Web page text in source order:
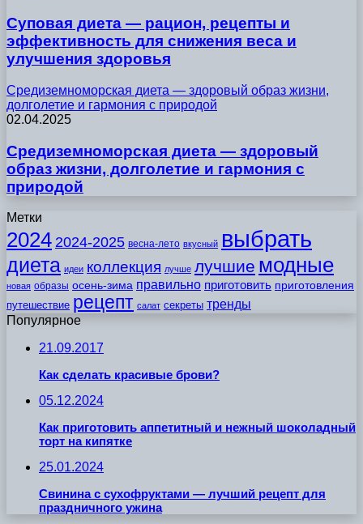
Суповая диета — рацион, рецепты и
эффективность для снижения веса и
улучшения здоровья
Средиземноморская диета — здоровый образ жизни,
долголетие и гармония с природой
02.04.2025
Средиземноморская диета — здоровый
образ жизни, долголетие и гармония с
природой
Метки
2024 2024-2025 весна-лето вкусный выбрать
диета идеи коллекция лучше лучшие модные
новая образы осень-зима правильно приготовить приготовления
путешествие рецепт салат секреты тренды
Популярное
21.09.2017
Как сделать красивые брови?
05.12.2024
Как приготовить аппетитный и нежный шоколадный
торт на кипятке
25.01.2024
Свинина с сухофруктами — лучший рецепт для
праздничного ужина